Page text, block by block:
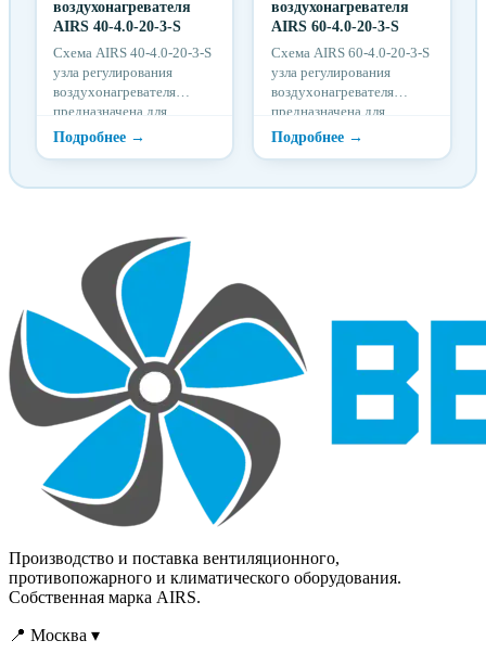
воздухонагревателя
AIRS 40-4.0-20-3-S
Схема AIRS 40-4.0-20-3-S
узла регулирования
воздухонагревателя
предназначена для
надежной защиты от
разморозки
воздухонагревателя
AIRS 60-4.0-20-3-S
Схема AIRS 60-4.0-20-3-S
узла регулирования
воздухонагревателя
предназначена для
надежной защиты от
разморозки
Производство и поставка вентиляционного,
противопожарного и климатического оборудования.
Собственная марка AIRS.
📍 Москва ▾